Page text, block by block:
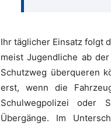
Ihr täglicher Einsatz folgt
meist Jugendliche ab
Schutzweg überqueren
erst, wenn die
Schulwegpolizei oder
Übergänge. Im